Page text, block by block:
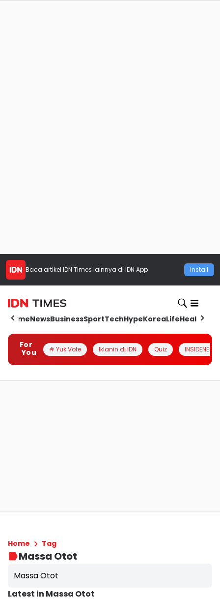
Baca artikel IDN Times lainnya di IDN App Install
HomeNewsBusinessSportTechHypeKoreaLifeHealth
For
You
# Yuk Vote Iklanin di IDN Quiz INSIDENESIA
Home Tag
Massa Otot
Massa Otot
Latest in Massa Otot